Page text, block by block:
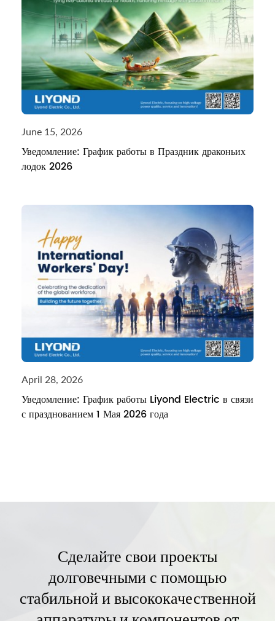
June 15, 2026
Уведомление: График работы в Праздник драконьих
лодок 2026
April 28, 2026
Уведомление: График работы Liyond Electric в связи
с празднованием 1 Мая 2026 года
Сделайте свои проекты
долговечными с помощью
стабильной и высококачественной